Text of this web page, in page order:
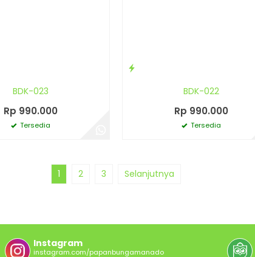
BDK-023
Rp 990.000
Tersedia
BDK-022
Rp 990.000
Tersedia
1 2 3 Selanjutnya
Instagram
instagram.com/papanbungamanado